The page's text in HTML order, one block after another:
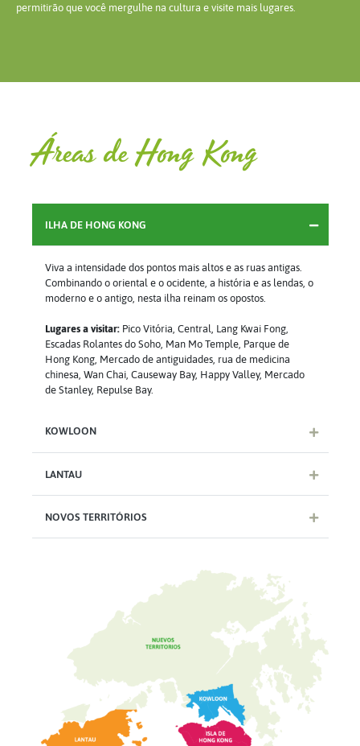
permitirão que você mergulhe na cultura e visite mais lugares.
Áreas de Hong Kong
ILHA DE HONG KONG
Viva a intensidade dos pontos mais altos e as ruas antigas.
Combinando o oriental e o ocidente, a história e as lendas, o
moderno e o antigo, nesta ilha reinam os opostos.
Lugares a visitar: Pico Vitória, Central, Lang Kwai Fong,
Escadas Rolantes do Soho, Man Mo Temple, Parque de
Hong Kong, Mercado de antiguidades, rua de medicina
chinesa, Wan Chai, Causeway Bay, Happy Valley, Mercado
de Stanley, Repulse Bay.
KOWLOON
LANTAU
NOVOS TERRITÓRIOS